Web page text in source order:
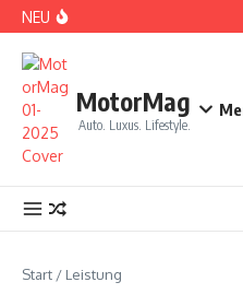
Zum Inhalt springen
NEU
MotorMag
Auto. Luxus. Lifestyle.
Start / Leistung